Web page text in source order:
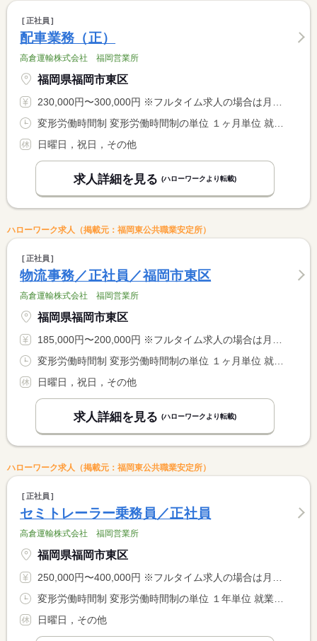
正社員
配車業務（正）
高倉運輸株式会社 福岡営業所
福岡県福岡市東区
230,000円〜300,000円 ※フルタイム求人の場合は月額（換算額）、パート求人の場合は時間額を表示しています。
日曜日，祝日，その他
求人詳細を見る (ハローワークより転載)
ハローワーク求人（掲載元：福岡東公共職業安定所）
正社員
物流事務／正社員／福岡市東区
高倉運輸株式会社 福岡営業所
福岡県福岡市東区
185,000円〜200,000円 ※フルタイム求人の場合は月額（換算額）、パート求人の場合は時間額を表示しています。
日曜日，祝日，その他
求人詳細を見る (ハローワークより転載)
ハローワーク求人（掲載元：福岡東公共職業安定所）
正社員
セミトレーラー乗務員／正社員
高倉運輸株式会社 福岡営業所
福岡県福岡市東区
250,000円〜400,000円 ※フルタイム求人の場合は月額（換算額）、パート求人の場合は時間額を表示しています。
日曜日，その他